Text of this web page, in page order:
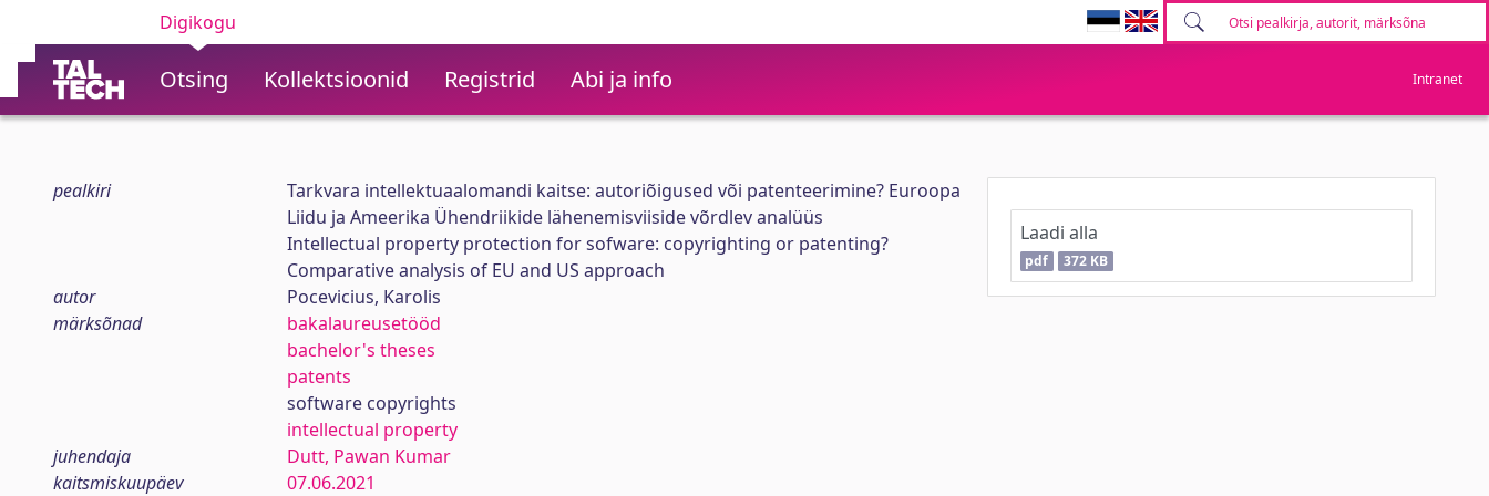
Digikogu
Otsing Kollektsioonid Registrid Abi ja info Intranet
pealkiri
Tarkvara intellektuaalomandi kaitse: autoriõigused või patenteerimine? Euroopa
Liidu ja Ameerika Ühendriikide lähenemisviiside võrdlev analüüs
Intellectual property protection for sofware: copyrighting or patenting?
Comparative analysis of EU and US approach
autor
Pocevicius, Karolis
märksõnad
bakalaureusetööd
bachelor's theses
patents
software copyrights
intellectual property
juhendaja
Dutt, Pawan Kumar
kaitsmiskuupäev
07.06.2021
Laadi alla
pdf 372 KB